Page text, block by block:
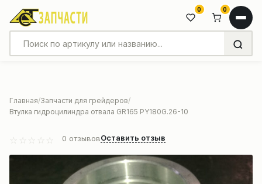
0 0
Главная Запчасти для грейдеров
Втулка гидроцилиндра отвала GR165 PY180G.26-10
0 отзывовОставить отзыв